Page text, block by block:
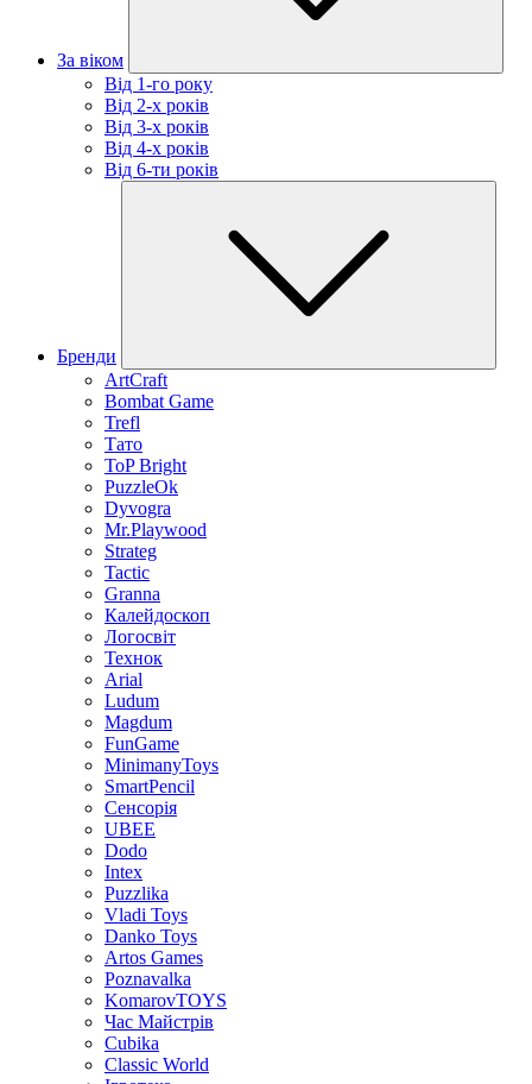
За віком
Від 1-го року
Від 2-х років
Від 3-х років
Від 4-х років
Від 6-ти років
Бренди
ArtCraft
Bombat Game
Trefl
Тато
ToP Bright
PuzzleOk
Dyvogra
Mr.Playwood
Strateg
Tactic
Granna
Калейдоскоп
Логосвіт
Технок
Arial
Ludum
Magdum
FunGame
MinimanyToys
SmartPencil
Сенсорія
UBEE
Dodo
Intex
Puzzlika
Vladi Toys
Danko Toys
Artos Games
Poznavalka
KomarovTOYS
Час Майстрів
Cubika
Classic World